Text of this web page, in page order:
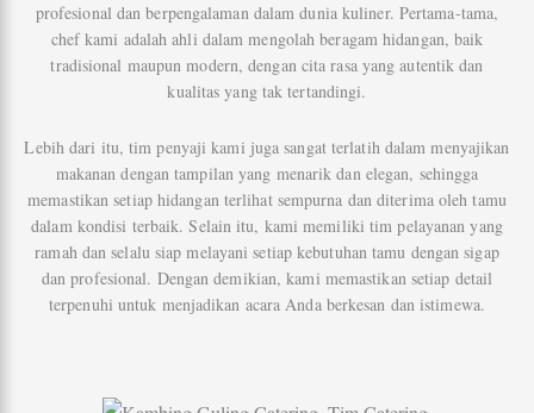
profesional dan berpengalaman dalam dunia kuliner. Pertama-tama,
chef kami adalah ahli dalam mengolah beragam hidangan, baik
tradisional maupun modern, dengan cita rasa yang autentik dan
kualitas yang tak tertandingi.
Lebih dari itu, tim penyaji kami juga sangat terlatih dalam menyajikan
makanan dengan tampilan yang menarik dan elegan, sehingga
memastikan setiap hidangan terlihat sempurna dan diterima oleh tamu
dalam kondisi terbaik. Selain itu, kami memiliki tim pelayanan yang
ramah dan selalu siap melayani setiap kebutuhan tamu dengan sigap
dan profesional. Dengan demikian, kami memastikan setiap detail
terpenuhi untuk menjadikan acara Anda berkesan dan istimewa.